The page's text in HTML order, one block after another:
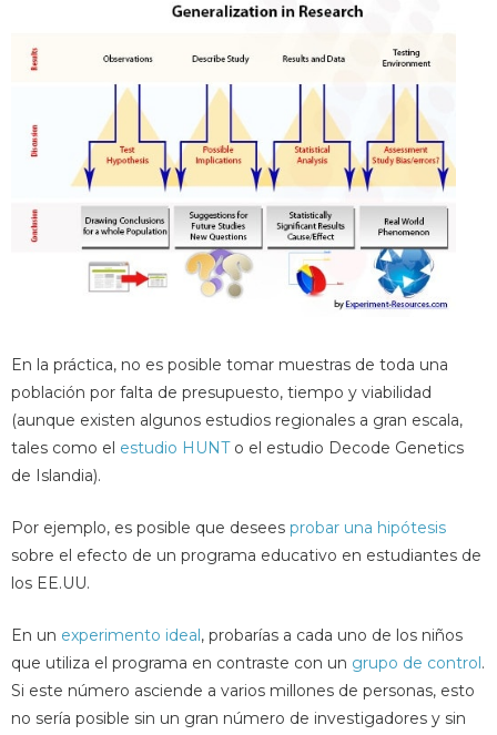
En la práctica, no es posible tomar muestras de toda una
población por falta de presupuesto, tiempo y viabilidad
(aunque existen algunos estudios regionales a gran escala,
tales como el estudio HUNTo el estudio Decode Genetics
de Islandia).
Por ejemplo, es posible que desees probar una hipótesis
sobre el efecto de un programa educativo en estudiantes de
los EE.UU.
En un experimento ideal , probarías a cada uno de los niños
que utiliza el programa en contraste con un grupo de control .
Si este número asciende a varios millones de personas, esto
no sería posible sin un gran número de investigadores y sin